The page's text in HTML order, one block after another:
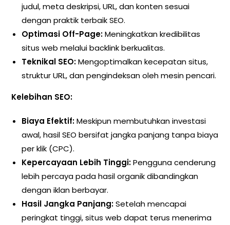
judul, meta deskripsi, URL, dan konten sesuai
dengan praktik terbaik SEO.
Optimasi Off-Page:Meningkatkan kredibilitas
situs web melalui backlink berkualitas.
Teknikal SEO:Mengoptimalkan kecepatan situs,
struktur URL, dan pengindeksan oleh mesin pencari.
Kelebihan SEO:
Biaya Efektif:Meskipun membutuhkan investasi
awal, hasil SEO bersifat jangka panjang tanpa biaya
per klik (CPC).
Kepercayaan Lebih Tinggi:Pengguna cenderung
lebih percaya pada hasil organik dibandingkan
dengan iklan berbayar.
Hasil Jangka Panjang:Setelah mencapai
peringkat tinggi, situs web dapat terus menerima